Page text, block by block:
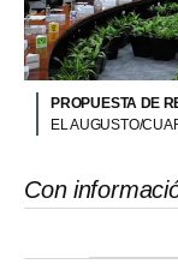
PROPUESTA DE
EL AUGUSTO/
Con